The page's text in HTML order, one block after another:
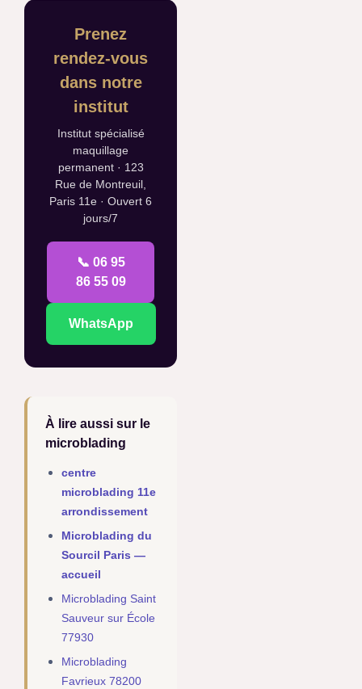
Prenez
rendez-vous
dans notre
institut
Institut spécialisé
maquillage
permanent · 123
Rue de Montreuil,
Paris 11e · Ouvert 6
jours/7
📞 06 95
86 55 09
WhatsApp
À lire aussi sur le
microblading
centre
microblading 11e
arrondissement
Microblading du
Sourcil Paris —
accueil
Microblading Saint
Sauveur sur École
77930
Microblading
Favrieux 78200